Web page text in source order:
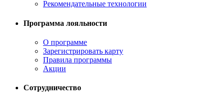
Рекомендательные технологии
Программа лояльности
О программе
Зарегистрировать карту
Правила программы
Акции
Сотрудничество